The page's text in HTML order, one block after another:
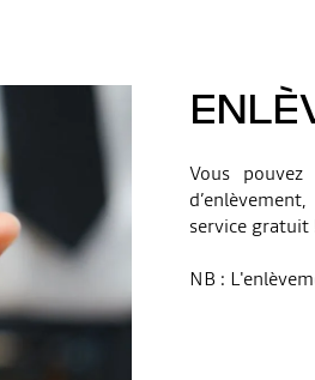
Vous
service gratuit
NB :